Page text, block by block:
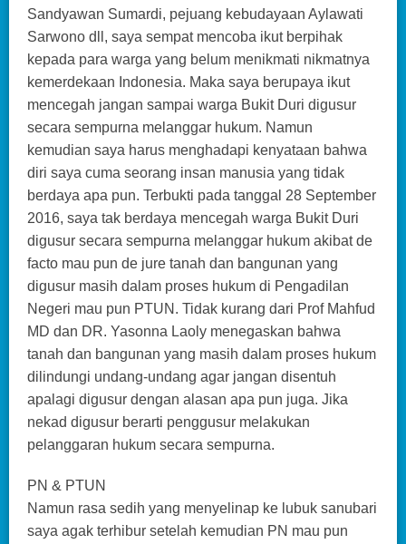
Sandyawan Sumardi, pejuang kebudayaan Aylawati
Sarwono dll, saya sempat mencoba ikut berpihak
kepada para warga yang belum menikmati nikmatnya
kemerdekaan Indonesia. Maka saya berupaya ikut
mencegah jangan sampai warga Bukit Duri digusur
secara sempurna melanggar hukum. Namun
kemudian saya harus menghadapi kenyataan bahwa
diri saya cuma seorang insan manusia yang tidak
berdaya apa pun. Terbukti pada tanggal 28 September
2016, saya tak berdaya mencegah warga Bukit Duri
digusur secara sempurna melanggar hukum akibat de
facto mau pun de jure tanah dan bangunan yang
digusur masih dalam proses hukum di Pengadilan
Negeri mau pun PTUN. Tidak kurang dari Prof Mahfud
MD dan DR. Yasonna Laoly menegaskan bahwa
tanah dan bangunan yang masih dalam proses hukum
dilindungi undang-undang agar jangan disentuh
apalagi digusur dengan alasan apa pun juga. Jika
nekad digusur berarti penggusur melakukan
pelanggaran hukum secara sempurna.
PN & PTUN
Namun rasa sedih yang menyelinap ke lubuk sanubari
saya agak terhibur setelah kemudian PN mau pun